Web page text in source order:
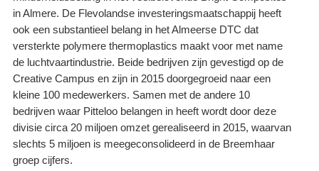
in Almere. De Flevolandse investeringsmaatschappij heeft
ook een substantieel belang in het Almeerse DTC dat
versterkte polymere thermoplastics maakt voor met name
de luchtvaartindustrie. Beide bedrijven zijn gevestigd op de
Creative Campus en zijn in 2015 doorgegroeid naar een
kleine 100 medewerkers. Samen met de andere 10
bedrijven waar Pitteloo belangen in heeft wordt door deze
divisie circa 20 miljoen omzet gerealiseerd in 2015, waarvan
slechts 5 miljoen is meegeconsolideerd in de Breemhaar
groep cijfers.